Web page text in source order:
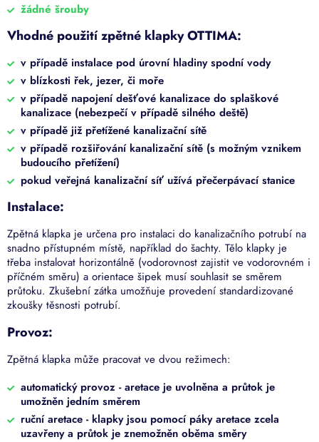
žádné šrouby
Vhodné použití zpětné klapky OTTIMA:
v případě instalace pod úrovní hladiny spodní vody
v blízkosti řek, jezer, či moře
v případě napojení dešťové kanalizace do splaškové
kanalizace (nebezpečí v případě silného deště)
v případě již přetížené kanalizační sítě
v případě rozšiřování kanalizační sítě (s možným vznikem
budoucího přetížení)
pokud veřejná kanalizační síť užívá přečerpávací stanice
Instalace:
Zpětná klapka je určena pro instalaci do kanalizačního potrubí na
snadno přístupném místě, například do šachty. Tělo klapky je
třeba instalovat horizontálně (vodorovnost zajistit ve vodorovném i
příčném směru) a orientace šipek musí souhlasit se směrem
průtoku. Zkušební zátka umožňuje provedení standardizované
zkoušky těsnosti potrubí.
Provoz:
Zpětná klapka může pracovat ve dvou režimech:
automatický provoz - aretace je uvolněna a průtok je
umožněn jedním směrem
ruční aretace - klapky jsou pomocí páky aretace zcela
uzavřeny a průtok je znemožněn oběma směry